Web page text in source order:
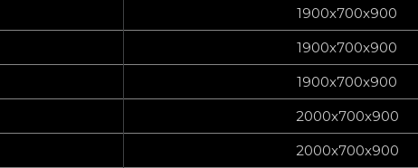
1900x700x900
1900x700x900
1900x700x900
2000x700x900
2000x700x900